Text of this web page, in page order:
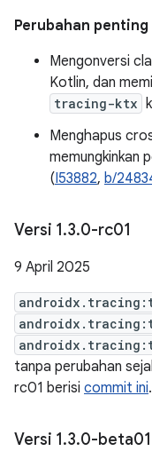
Perubahan
Mengonversi
Kotlin, dan
tracing-ktx
Menghapus
memungkinkan
(I53882, b/
Versi 1.3.0-rc01
9 April 2025
tanpa perubahan
rc01 berisi commit ini.
Versi 1.3.0-beta01